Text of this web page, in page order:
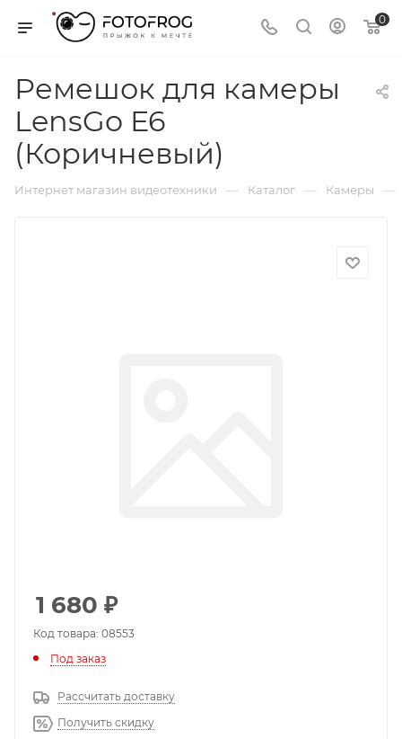
0
Ремешок для камеры
LensGo E6
(Коричневый)
Интернет магазин видеотехники — Каталог — Камеры —
1 680 ₽
Код товара: 08553
Под заказ
Рассчитать доставку
Получить скидку